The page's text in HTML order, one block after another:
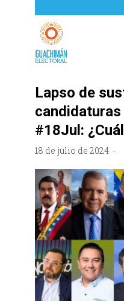
Lapso de
#18Jul:
18 de julio de 2024